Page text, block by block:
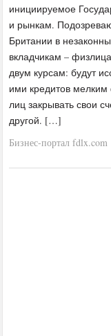
инициируемое
и рынкам.
Британии в
вкладчикам –
двум курсам: будут
ими кредитов
лиц закрывать свои
другой. […]
Бизнес-портал fdlx.com